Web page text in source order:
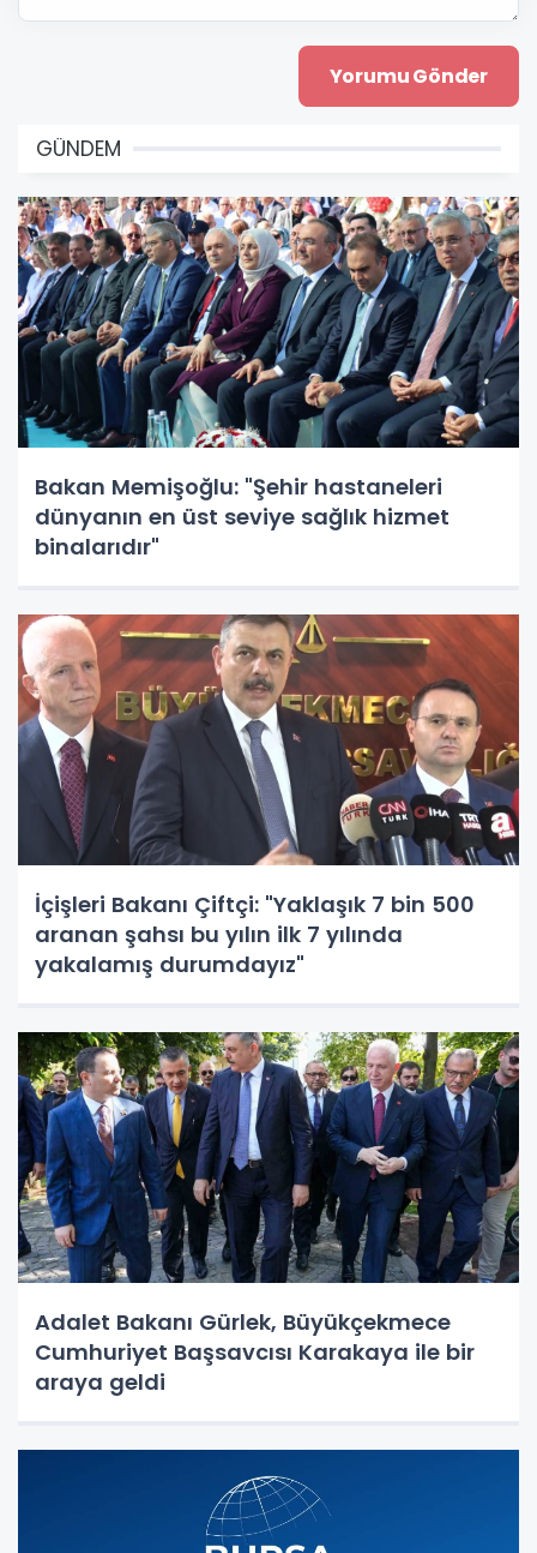
GÜNDEM
Bakan Memişoğlu: "Şehir hastaneleri
dünyanın en üst seviye sağlık hizmet
binalarıdır"
İçişleri Bakanı Çiftçi: "Yaklaşık 7 bin 500
aranan şahsı bu yılın ilk 7 yılında
yakalamış durumdayız"
Adalet Bakanı Gürlek, Büyükçekmece
Cumhuriyet Başsavcısı Karakaya ile bir
araya geldi